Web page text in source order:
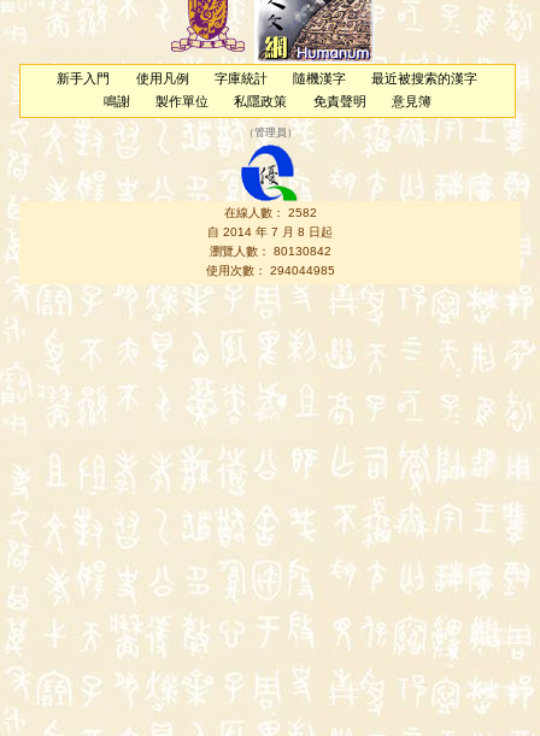
新手入門 使用凡例 字庫統計 隨機漢字
最近被搜索的漢字
鳴謝
製作單位 私隱政策 免責聲明 意見簿
（管理員 ）
在線人數： 2582
自 2014 年 7 月 8 日起
瀏覽人數： 80130842
使用次數： 294044985